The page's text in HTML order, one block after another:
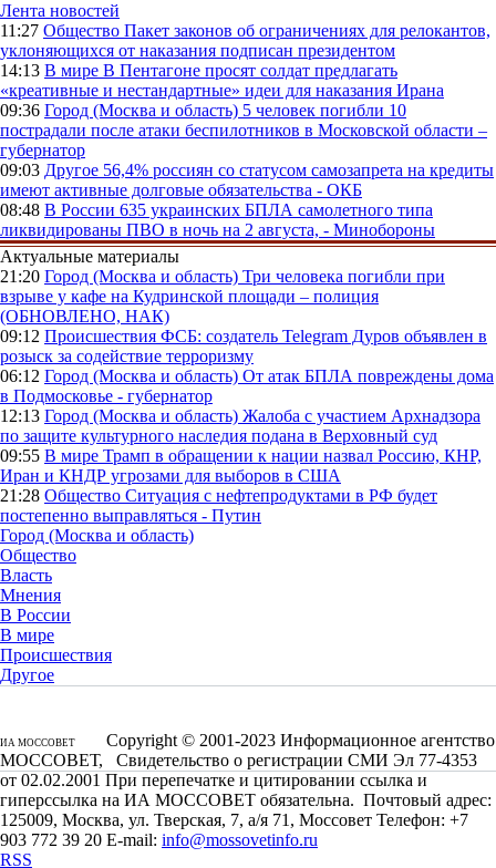
Лента новостей
11:27 Общество Пакет законов об ограничениях для релокантов,
уклоняющихся от наказания подписан президентом
14:13 В мире В Пентагоне просят солдат предлагать
«креативные и нестандартные» идеи для наказания Ирана
09:36 Город (Москва и область) 5 человек погибли 10
пострадали после атаки беспилотников в Московской области –
губернатор
09:03 Другое 56,4% россиян со статусом самозапрета на кредиты
имеют активные долговые обязательства - ОКБ
08:48 В России 635 украинских БПЛА самолетного типа
ликвидированы ПВО в ночь на 2 августа, - Минобороны
Актуальные материалы
21:20 Город (Москва и область) Три человека погибли при
взрыве у кафе на Кудринской площади – полиция
(ОБНОВЛЕНО, НАК)
09:12 Происшествия ФСБ: создатель Telegram Дуров объявлен в
розыск за содействие терроризму
06:12 Город (Москва и область) От атак БПЛА повреждены дома
в Подмосковье - губернатор
12:13 Город (Москва и область) Жалоба с участием Архнадзора
по защите культурного наследия подана в Верховный суд
09:55 В мире Трамп в обращении к нации назвал Россию, КНР,
Иран и КНДР угрозами для выборов в США
21:28 Общество Ситуация с нефтепродуктами в РФ будет
постепенно выправляться - Путин
Город (Москва и область)
Общество
Власть
Мнения
В России
В мире
Происшествия
Другое
ИА МОССОВЕТ
Copyright © 2001-2023 Информационное агентство
МОССОВЕТ, Свидетельство о регистрации СМИ Эл 77-4353
от 02.02.2001 При перепечатке и цитировании ссылка и
гиперссылка на ИА МОССОВЕТ обязательна. Почтовый адрес:
125009, Москва, ул. Тверская, 7, а/я 71, Моссовет Телефон: +7
903 772 39 20 E-mail: info@mossovetinfo.ru
RSS